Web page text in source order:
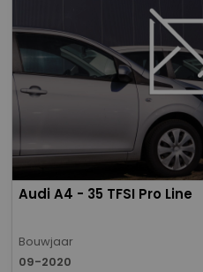
Audi A4 - 35 TFSI Pro Line
Bouwjaar
09-2020